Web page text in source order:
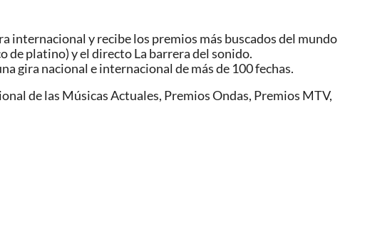
internacional y recibe los premios más buscados del mundo
de platino) y el directo La barrera del sonido.
gira nacional e internacional de más de 100 fechas.
de las Músicas Actuales, Premios Ondas, Premios MTV,